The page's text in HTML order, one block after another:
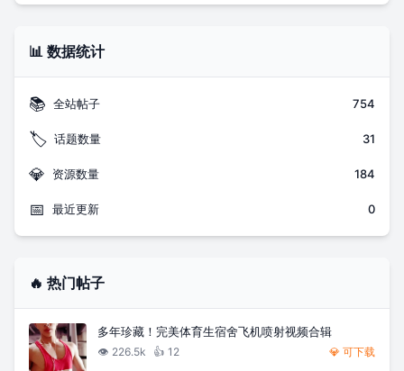
📊 数据统计
📚 全站帖子 754
🏷️ 话题数量 31
💎 资源数量 184
📅 最近更新 0
🔥 热门帖子
多年珍藏！完美体育生宿舍飞机喷射视频合辑
👁️ 226.5k 👍 12 💎 可下载